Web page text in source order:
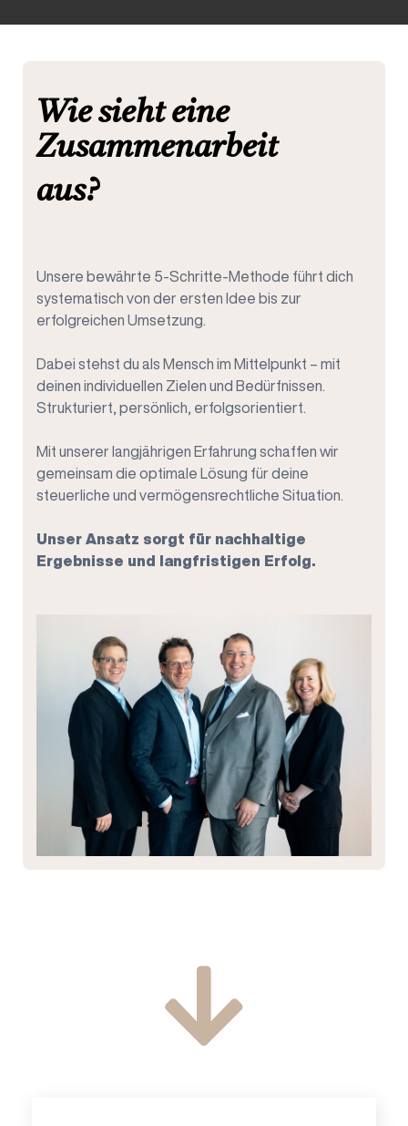
Wie sieht eine
Zusammenarbeit
aus?
Unsere bewährte 5-Schritte-Methode führt dich
systematisch von der ersten Idee bis zur
erfolgreichen Umsetzung.
Dabei stehst du als Mensch im Mittelpunkt – mit
deinen individuellen Zielen und Bedürfnissen.
Strukturiert, persönlich, erfolgsorientiert.
Mit unserer langjährigen Erfahrung schaffen wir
gemeinsam die optimale Lösung für deine
steuerliche und vermögensrechtliche Situation.
Unser Ansatz sorgt für nachhaltige
Ergebnisse und langfristigen Erfolg.